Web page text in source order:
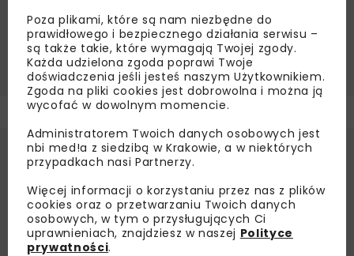
DEKARBONIZACJA PRZEMYSŁU
KPEIK
MAGAZYNY ENERGII
OZE
Poza plikami, które są nam niezbędne do
prawidłowego i bezpiecznego działania serwisu –
są także takie, które wymagają Twojej zgody.
Każda udzielona zgoda poprawi Twoje
doświadczenia jeśli jesteś naszym Użytkownikiem.
Zgoda na pliki cookies jest dobrowolna i można ją
wycofać w dowolnym momencie.
Administratorem Twoich danych osobowych jest
nbi med!a z siedzibą w Krakowie, a w niektórych
przypadkach nasi Partnerzy.
Więcej informacji o korzystaniu przez nas z plików
cookies oraz o przetwarzaniu Twoich danych
osobowych, w tym o przysługujących Ci
uprawnieniach, znajdziesz w naszej Polityce
prywatności.